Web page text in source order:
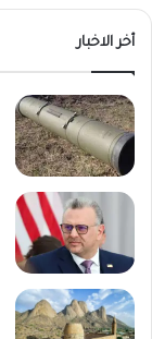
أخر الاخبار